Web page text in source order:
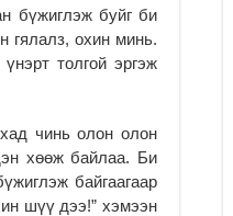
бүжиглэж буйг би
гялалз, охин минь.
толгой эргэж
чинь олон олон
хөөж байлаа. Би
байгаагаар
шүү дээ!” хэмээн